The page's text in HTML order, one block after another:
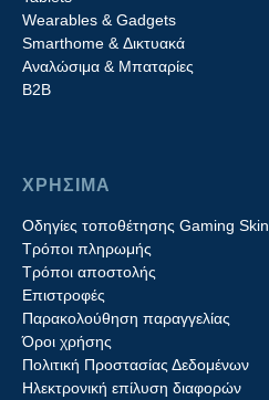
Wearables & Gadgets
Smarthome & Δικτυακά
Aναλώσιμα & Μπαταρίες
Β2B
ΧΡΗΣΙΜΑ
Οδηγίες τοποθέτησης Gaming Skin
Τρόποι πληρωμής
Τρόποι αποστολής
Επιστροφές
Παρακολούθηση παραγγελίας
Όροι χρήσης
Πολιτική Προστασίας Δεδομένων
Ηλεκτρονική επίλυση διαφορών